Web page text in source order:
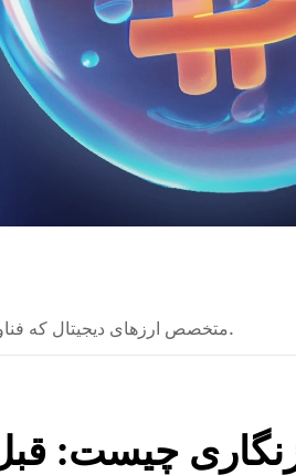
متخصص ارزهای دیجیتال که فناوری‌های بلاکچین را به شکلی ساده و قابل فهم توضیح می‌دهد.
چیست: قبل